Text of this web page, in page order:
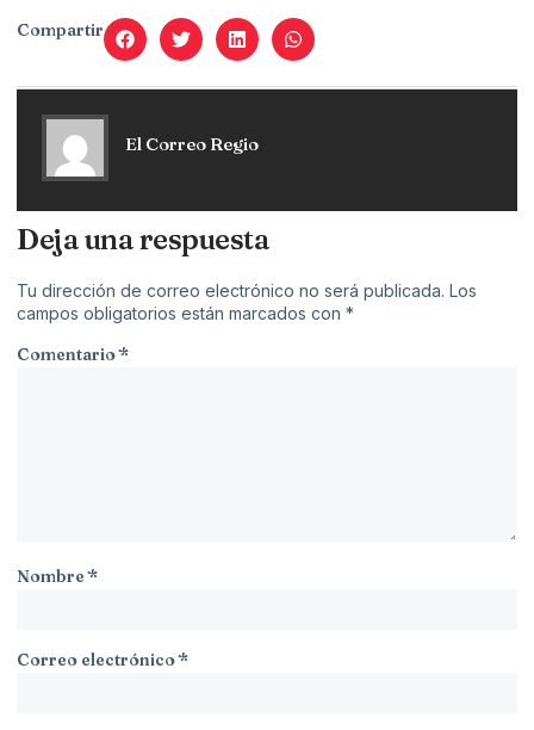
Compartir
El Correo Regio
Deja una respuesta
Tu dirección de correo electrónico no será publicada. Los
campos obligatorios están marcados con *
Comentario*
Nombre*
Correo electrónico*